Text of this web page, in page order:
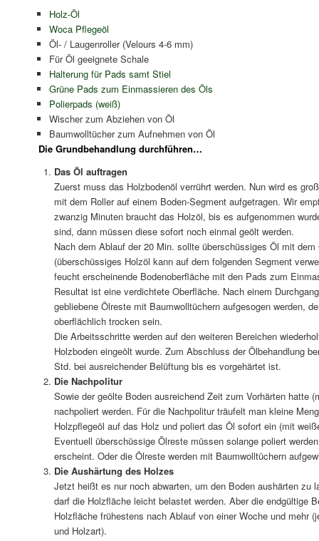
Holz-Öl
Woca Pflegeöl
Öl- / Laugenroller (Velours 4-6 mm)
Für Öl geeignete Schale
Halterung für Pads samt Stiel
Grüne Pads zum Einmassieren des Öls
Polierpads (weiß)
Wischer zum Abziehen von Öl
Baumwolltücher zum Aufnehmen von Öl
Die Grundbehandlung durchführen…
Das Öl auftragen
Zuerst muss das Holzbodenöl verrührt werden. Nun wird es
mit dem Roller auf einem Boden-Segment aufgetragen. Wir
zwanzig Minuten braucht das Holzöl, bis es aufgenommen
sind, dann müssen diese sofort noch einmal geölt werden.
Nach dem Ablauf der 20 Min. sollte überschüssiges Öl mit
(überschüssiges Holzöl kann auf dem folgenden Segment
feucht erscheinende Bodenoberfläche mit den Pads zum
Resultat ist eine verdichtete Oberfläche. Nach einem
gebliebene Ölreste mit Baumwolltüchern aufgesogen werden,
oberflächlich trocken sein.
Die Arbeitsschritte werden auf den weiteren Bereichen
Holzboden eingeölt wurde. Zum Abschluss der Ölbehandlung
Std. bei ausreichender Belüftung bis es vorgehärtet ist.
Die Nachpolitur
Sowie der geölte Boden ausreichend Zeit zum Vorhärten hatte
nachpoliert werden. Für die Nachpolitur träufelt man kleine
Holzpflegeöl auf das Holz und poliert das Öl sofort ein (mit
Eventuell überschüssige Ölreste müssen solange poliert
erscheint. Oder die Ölreste werden mit Baumwolltüchern
Die Aushärtung des Holzes
Jetzt heißt es nur noch abwarten, um den Boden aushärten zu
darf die Holzfläche leicht belastet werden. Aber die endgültige
Holzfläche frühestens nach Ablauf von einer Woche und mehr
und Holzart).